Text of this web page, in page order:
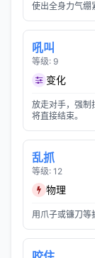
使出全身力气绷
吼叫
等级: 9
变化
放走对手，强制
将直接结束。
乱抓
等级: 12
物理
用爪子或镰刀等